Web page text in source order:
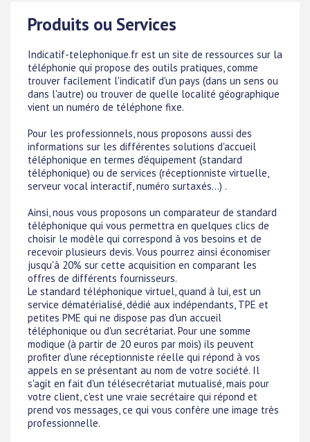
Produits ou Services
Indicatif-telephonique.fr est un site de ressources sur la
téléphonie qui propose des outils pratiques, comme
trouver facilement l'indicatif d'un pays (dans un sens ou
dans l'autre) ou trouver de quelle localité géographique
vient un numéro de téléphone fixe.
Pour les professionnels, nous proposons aussi des
informations sur les différentes solutions d'accueil
téléphonique en termes d'équipement (standard
téléphonique) ou de services (réceptionniste virtuelle,
serveur vocal interactif, numéro surtaxés...) .
Ainsi, nous vous proposons un comparateur de standard
téléphonique qui vous permettra en quelques clics de
choisir le modèle qui correspond à vos besoins et de
recevoir plusieurs devis. Vous pourrez ainsi économiser
jusqu'à 20% sur cette acquisition en comparant les
offres de différents fournisseurs.
Le standard téléphonique virtuel, quand à lui, est un
service dématérialisé, dédié aux indépendants, TPE et
petites PME qui ne dispose pas d'un accueil
téléphonique ou d'un secrétariat. Pour une somme
modique (à partir de 20 euros par mois) ils peuvent
profiter d'une réceptionniste réelle qui répond à vos
appels en se présentant au nom de votre société. Il
s'agit en fait d'un télésecrétariat mutualisé, mais pour
votre client, c'est une vraie secrétaire qui répond et
prend vos messages, ce qui vous confère une image très
professionnelle.